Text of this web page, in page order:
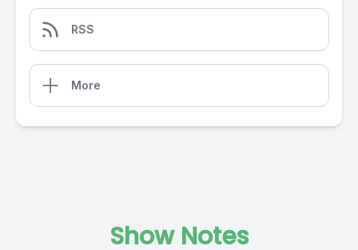
RSS
More
Show Notes